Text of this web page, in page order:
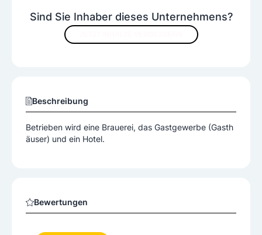
Sind Sie Inhaber dieses Unternehmens?
Beschreibung
Betrieben wird eine Brauerei, das Gastgewerbe (Gasth
äuser) und ein Hotel.
Bewertungen